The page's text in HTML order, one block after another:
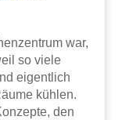
war,
so viele
eigentlich
kühlen.
den